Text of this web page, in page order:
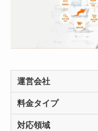
運営会社
料金タイプ
対応領域